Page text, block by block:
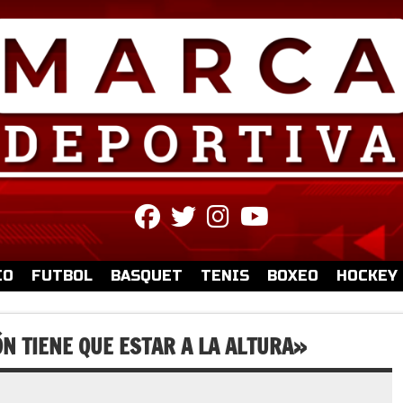
fab
fa-
facebook
fab
fa-
twitter
fab
fa-
instagram
fa-
youtube
FUTBOL BASQUET TENIS BOXEO HOCKEY
TIENE QUE ESTAR A LA ALTURA»